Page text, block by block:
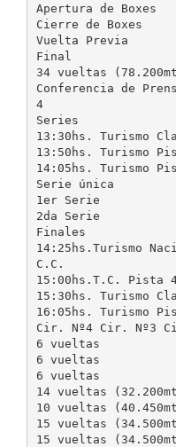
Apertura de Boxes
Cierre de Boxes
Vuelta Previa
Final
34 vueltas
Conferencia de
4
Series
13:30hs. Turismo
13:50hs. Turismo
14:05hs. Turismo
Serie única
1er Serie
2da Serie
Finales
14:25hs.Turismo
C.C.
15:00hs.T.C. Pista
15:30hs. Turismo
16:05hs. Turismo
Cir. Nº4 Cir. Nº3
6 vueltas
6 vueltas
6 vueltas
14 vueltas
10 vueltas
15 vueltas
15 vueltas